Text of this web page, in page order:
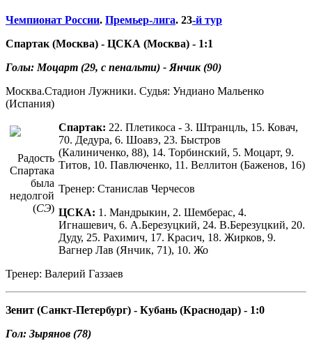
Чемпионат России. Премьер-лига. 23-й тур
Спартак (Москва) - ЦСКА (Москва) - 1:1
Голы: Моцарт (29, с пенальти) - Янчик (90)
Москва.Стадион Лужники. Судья: Ундиано Мальенко
(Испания)
Радость
Спартака
была
недолгой
(СЭ)
Спартак: 22. Плетикоса - 3. Штранцль, 15. Ковач,
70. Дедура, 6. Шоавэ, 23. Быстров
(Калиниченко, 88), 14. Торбинский, 5. Моцарт, 9.
Титов, 10. Павлюченко, 11. Веллитон (Баженов, 16)
Тренер: Станислав Черчесов
ЦСКА: 1. Мандрыкин, 2. Шемберас, 4.
Игнашевич, 6. А.Березуцкий, 24. В.Березуцкий, 20.
Дуду, 25. Рахимич, 17. Красич, 18. Жирков, 9.
Вагнер Лав (Янчик, 71), 10. Жо
Тренер: Валерий Газзаев
Зенит (Санкт-Петербург) - Кубань (Краснодар) - 1:0
Гол: Зырянов (78)